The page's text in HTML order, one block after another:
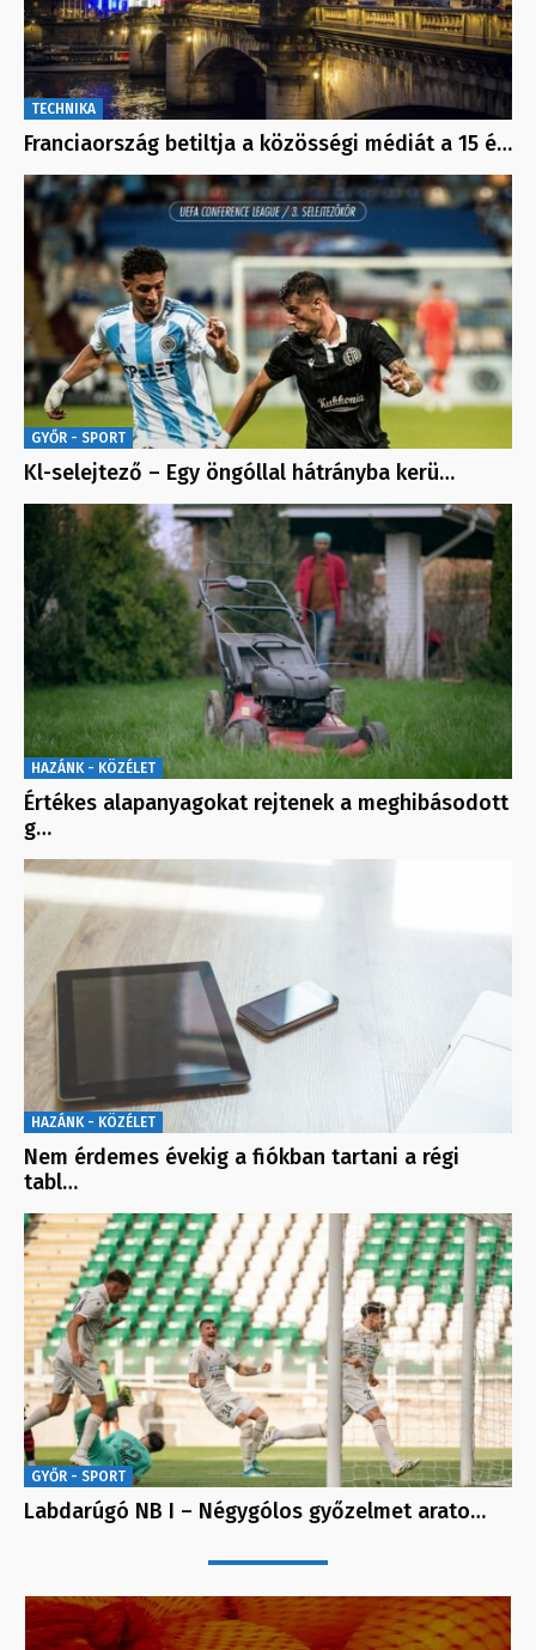
TECHNIKA
Franciaország betiltja a közösségi médiát a 15 é…
GYŐR - SPORT
Kl-selejtező – Egy öngóllal hátrányba kerü…
HAZÁNK - KÖZÉLET
Értékes alapanyagokat rejtenek a meghibásodott
g…
HAZÁNK - KÖZÉLET
Nem érdemes évekig a fiókban tartani a régi
tabl…
GYŐR - SPORT
Labdarúgó NB I – Négygólos győzelmet arato…